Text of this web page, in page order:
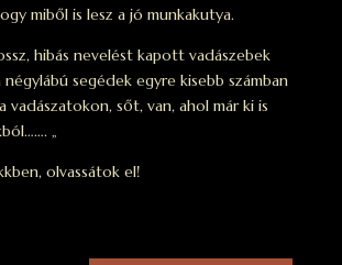
miből is lesz a jó munkakutya.
hibás nevelést kapott vadászebek
segédek egyre kisebb számban
vadászatokon, sőt, van, ahol már ki is
„
olvassátok el!